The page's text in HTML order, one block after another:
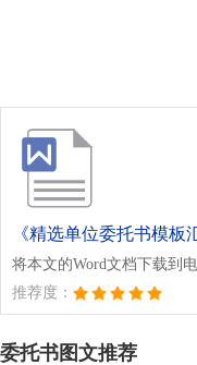
《精选单位委托书模板
将本文的Word文档下载到
推荐度：
委托书图文推荐